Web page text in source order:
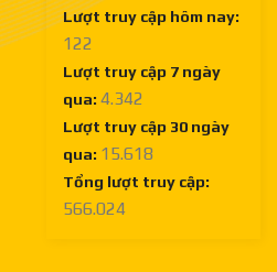
Lượt truy cập hôm nay:
122
Lượt truy cập 7 ngày
qua: 4.342
Lượt truy cập 30 ngày
qua: 15.618
Tổng lượt truy cập:
566.024